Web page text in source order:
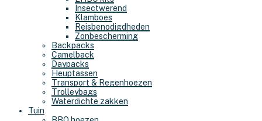
Insectwerend
Klamboes
Reisbenodigdheden
Zonbescherming
Backpacks
Camelback
Daypacks
Heuptassen
Transport & Regenhoezen
Trolleybags
Waterdichte zakken
Tuin